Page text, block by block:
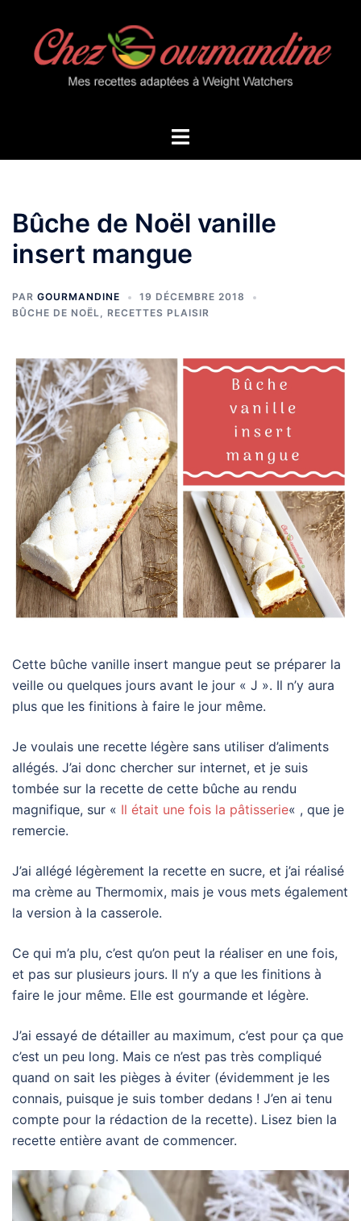
contenu
Ouvrir/fermer
Bûche de Noël vanille
insert mangue
PAR GOURMANDINE
19 DÉCEMBRE 2018
BÛCHE DE NOËL, RECETTES PLAISIR
Cette bûche vanille insert mangue peut se préparer la
veille ou quelques jours avant le jour « J ». Il n’y aura
plus que les finitions à faire le jour même.
Je voulais une recette légère sans utiliser d’aliments
allégés. J’ai donc chercher sur internet, et je suis
tombée sur la recette de cette bûche au rendu
magnifique, sur « Il était une fois la pâtisserie« , que je
remercie.
J’ai allégé légèrement la recette en sucre, et j’ai réalisé
ma crème au Thermomix, mais je vous mets également
la version à la casserole.
Ce qui m’a plu, c’est qu’on peut la réaliser en une fois,
et pas sur plusieurs jours. Il n’y a que les finitions à
faire le jour même. Elle est gourmande et légère.
J’ai essayé de détailler au maximum, c’est pour ça que
c’est un peu long. Mais ce n’est pas très compliqué
quand on sait les pièges à éviter (évidemment je les
connais, puisque je suis tomber dedans ! J’en ai tenu
compte pour la rédaction de la recette). Lisez bien la
recette entière avant de commencer.